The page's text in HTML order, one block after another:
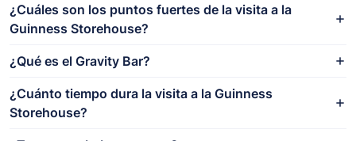
¿Cuáles son los puntos fuertes de la visita a la
Guinness Storehouse?
¿Qué es el Gravity Bar?
¿Cuánto tiempo dura la visita a la Guinness
Storehouse?